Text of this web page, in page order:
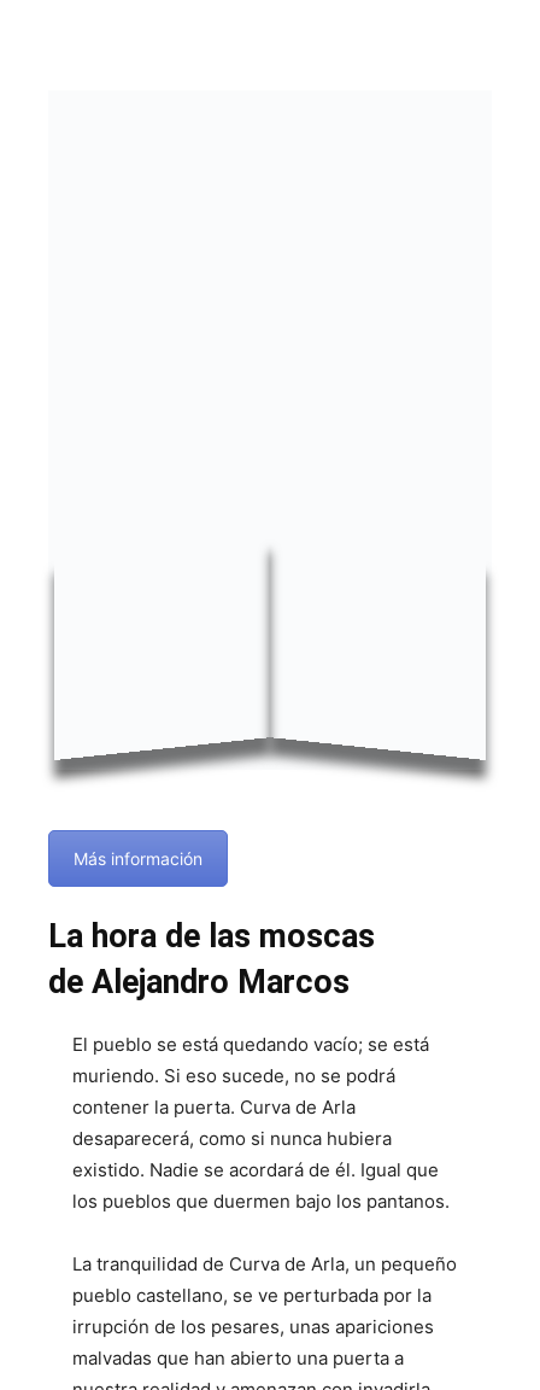
Más información
La hora de las moscas
de Alejandro Marcos
El pueblo se está quedando vacío; se está
muriendo. Si eso sucede, no se podrá
contener la puerta. Curva de Arla
desaparecerá, como si nunca hubiera
existido. Nadie se acordará de él. Igual que
los pueblos que duermen bajo los pantanos.
La tranquilidad de Curva de Arla, un pequeño
pueblo castellano, se ve perturbada por la
irrupción de los pesares, unas apariciones
malvadas que han abierto una puerta a